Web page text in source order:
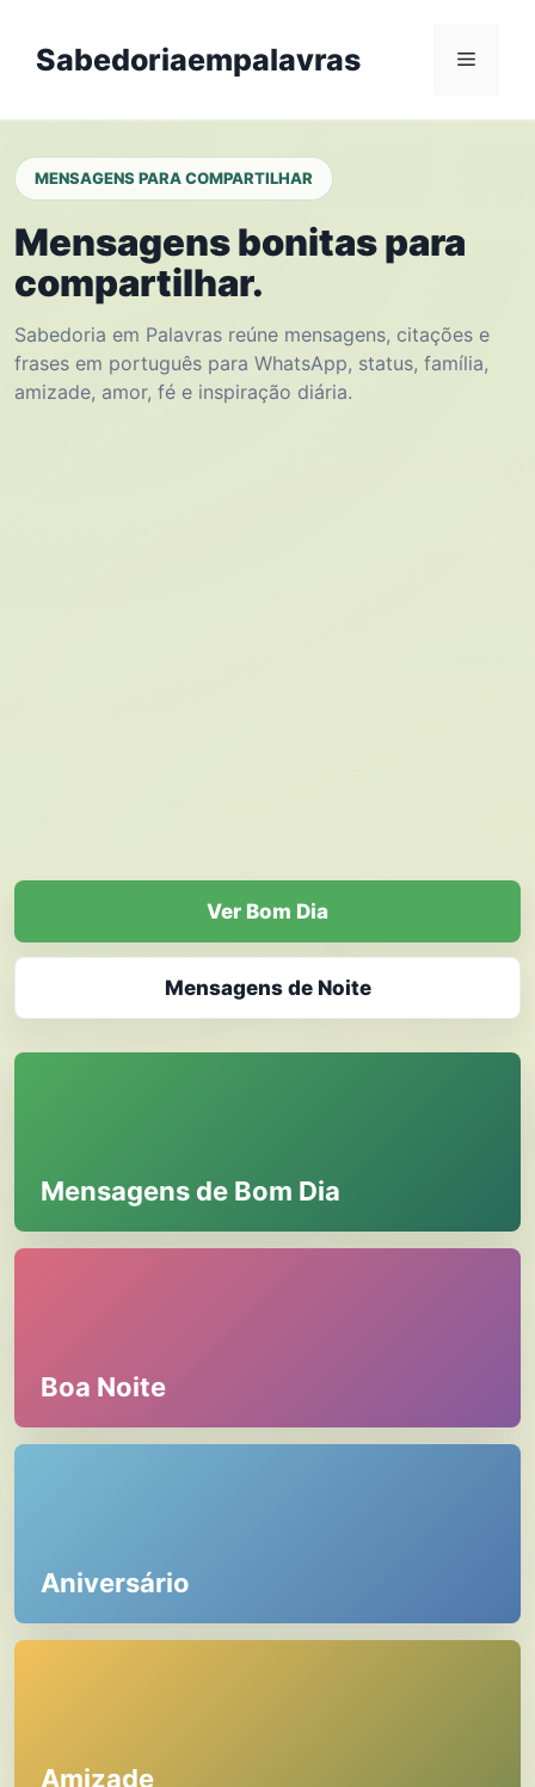
contentSabedoriaempalavras Menu
MENSAGENS PARA COMPARTILHAR
Mensagens bonitas para
compartilhar.
Sabedoria em Palavras reúne mensagens, citações e
frases em português para WhatsApp, status, família,
amizade, amor, fé e inspiração diária.
Ver Bom Dia
Mensagens de Noite
Mensagens de Bom Dia
Boa Noite
Aniversário
Amizade